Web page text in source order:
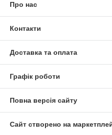
Про нас
Контакти
Доставка та оплата
Графік роботи
Повна версія сайту
Сайт створено на